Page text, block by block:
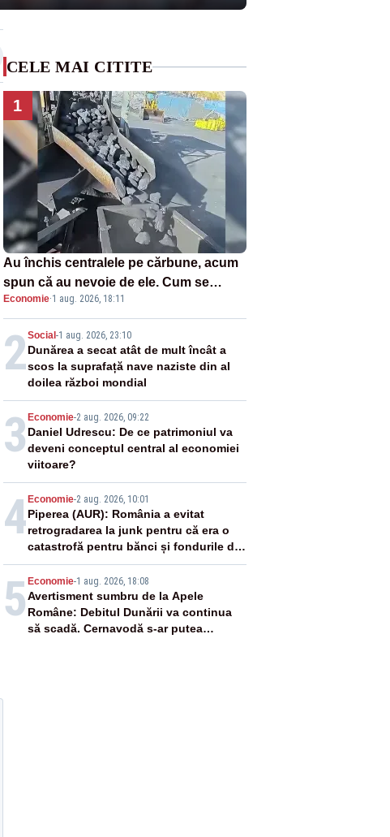
CELE MAI CITITE
1
Au închis centralele pe cărbune, acum
spun că au nevoie de ele. Cum se
pasează vina în plină criză energetică
Economie·1 aug. 2026, 18:11
2Social -1 aug. 2026, 23:10
Dunărea a secat atât de mult încât a
scos la suprafață nave naziste din al
doilea război mondial
3 Economie-2 aug. 2026, 09:22
Daniel Udrescu: De ce patrimoniul va
deveni conceptul central al economiei
viitoare?
4 Economie-2 aug. 2026, 10:01
Piperea (AUR): România a evitat
retrogradarea la junk pentru că era o
catastrofă pentru bănci și fondurile de
pensii
5 Economie-1 aug. 2026, 18:08
Avertisment sumbru de la Apele
Române: Debitul Dunării va continua
să scadă. Cernavodă s-ar putea